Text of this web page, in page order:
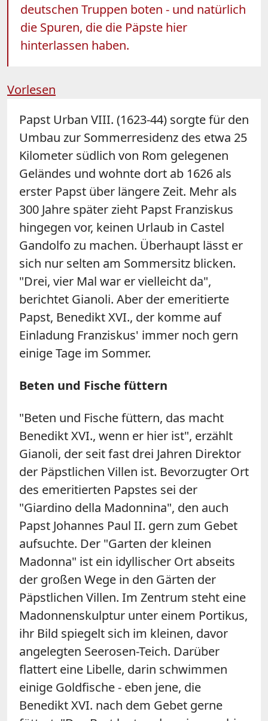
deutschen Truppen boten - und natürlich
die Spuren, die die Päpste hier
hinterlassen haben.
Vorlesen
Papst Urban VIII. (1623-44) sorgte für den
Umbau zur Sommerresidenz des etwa 25
Kilometer südlich von Rom gelegenen
Geländes und wohnte dort ab 1626 als
erster Papst über längere Zeit. Mehr als
300 Jahre später zieht Papst Franziskus
hingegen vor, keinen Urlaub in Castel
Gandolfo zu machen. Überhaupt lässt er
sich nur selten am Sommersitz blicken.
"Drei, vier Mal war er vielleicht da",
berichtet Gianoli. Aber der emeritierte
Papst, Benedikt XVI., der komme auf
Einladung Franziskus' immer noch gern
einige Tage im Sommer.
Beten und Fische füttern
"Beten und Fische füttern, das macht
Benedikt XVI., wenn er hier ist", erzählt
Gianoli, der seit fast drei Jahren Direktor
der Päpstlichen Villen ist. Bevorzugter Ort
des emeritierten Papstes sei der
"Giardino della Madonnina", den auch
Papst Johannes Paul II. gern zum Gebet
aufsuchte. Der "Garten der kleinen
Madonna" ist ein idyllischer Ort abseits
der großen Wege in den Gärten der
Päpstlichen Villen. Im Zentrum steht eine
Madonnenskulptur unter einem Portikus,
ihr Bild spiegelt sich im kleinen, davor
angelegten Seerosen-Teich. Darüber
flattert eine Libelle, darin schwimmen
einige Goldfische - eben jene, die
Benedikt XVI. nach dem Gebet gerne